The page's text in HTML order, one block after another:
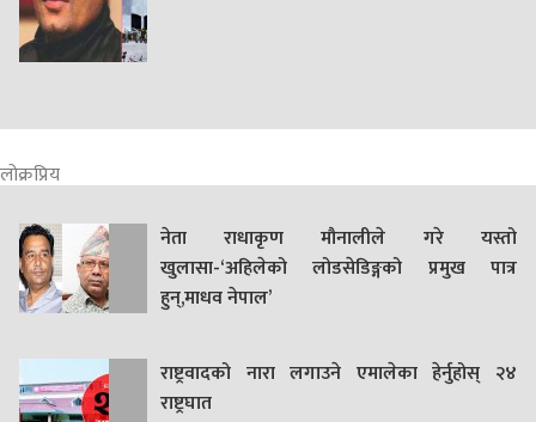
लोक्रप्रिय
नेता राधाकृण मौनालीले गरे यस्तो
खुलासा-‘अहिलेको लोडसेडिङ्गको प्रमुख पात्र
हुन्,माधव नेपाल’
राष्ट्रवादको नारा लगाउने एमालेका हेर्नुहोस् २४
राष्ट्रघात